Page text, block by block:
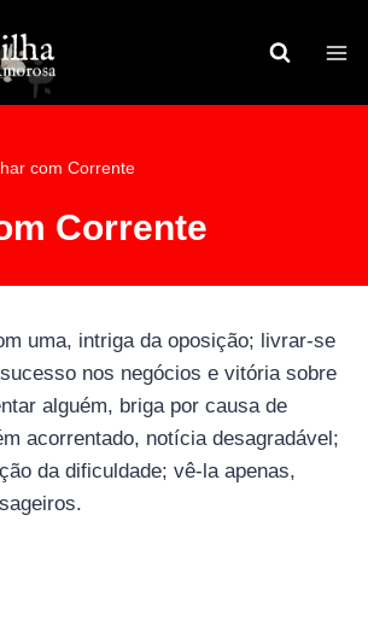
com Corrente
Corrente
uma, intriga da oposição; livrar-se
nos negócios e vitória sobre
alguém, briga por causa de
acorrentado, notícia desagradável;
da dificuldade; vê-la apenas,